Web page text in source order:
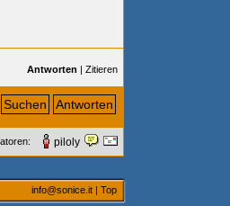
Antworten | Zitieren
Suchen Antworten
piloly
info@sonice.it | Top